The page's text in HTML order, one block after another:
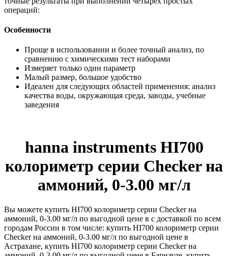
операций:
Особенности
Проще в использовании и более точный анализ, по
сравнению с химическими тест наборами
Измеряет только один параметр
Малый размер, большое удобство
Идеален для следующих областей применения: анализ
качества воды, окружающая среда, заводы, учебные
заведения
hanna instruments HI700
колориметр серии Checker на
аммоний, 0-3.00 мг/л
Вы можете купить HI700 колориметр серии Checker на
аммоний, 0-3.00 мг/л по выгодной цене в с доставкой по всем
городам России в том числе: купить HI700 колориметр серии
Checker на аммоний, 0-3.00 мг/л по выгодной цене в
Астрахане, купить HI700 колориметр серии Checker на